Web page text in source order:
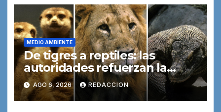
MEDIO AMBIENTE
De tigres a reptiles: las
autoridades refuerzan la
lucha contra las redes
mundiales de tráfico de
especies
AGO 6, 2026 REDACCION